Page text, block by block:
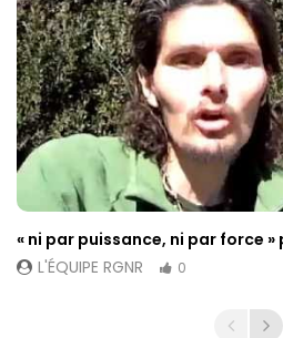
« ni par puissance, ni par force
L'ÉQUIPE RGNR
0